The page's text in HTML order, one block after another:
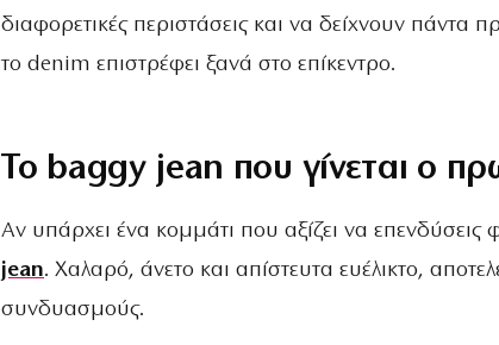
διαφορετικές περιστάσεις και να δείχνουν πάντα
το denim επιστρέφει ξανά στο επίκεντρο.
Το baggy jean που γίνεται ο
Αν υπάρχει ένα κομμάτι που αξίζει να επενδύσεις
jean. Χαλαρό, άνετο και απίστευτα ευέλικτο,
συνδυασμούς.